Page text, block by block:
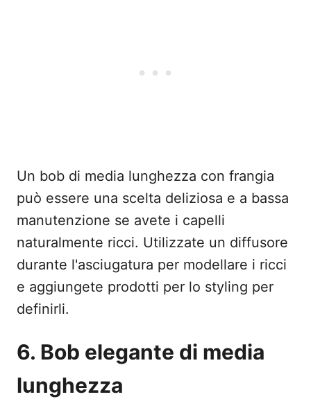
Un bob di media lunghezza con frangia
può essere una scelta deliziosa e a bassa
manutenzione se avete i capelli
naturalmente ricci. Utilizzate un diffusore
durante l'asciugatura per modellare i ricci
e aggiungete prodotti per lo styling per
definirli.
6. Bob elegante di media
lunghezza